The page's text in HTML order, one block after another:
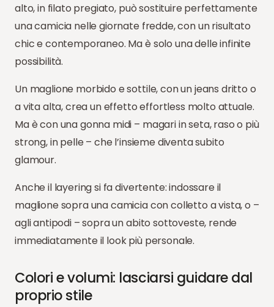
alto, in filato pregiato, può sostituire perfettamente
una camicia nelle giornate fredde, con un risultato
chic e contemporaneo. Ma è solo una delle infinite
possibilità.
Un maglione morbido e sottile, con un jeans dritto o
a vita alta, crea un effetto effortless molto attuale.
Ma è con una gonna midi – magari in seta, raso o più
strong, in pelle – che l’insieme diventa subito
glamour.
Anche il layering si fa divertente: indossare il
maglione sopra una camicia con colletto a vista, o –
agli antipodi – sopra un abito sottoveste, rende
immediatamente il look più personale.
Colori e volumi: lasciarsi guidare dal
proprio stile